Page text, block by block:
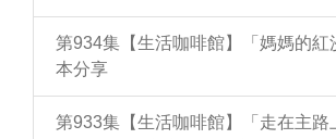
第934集【生活咖啡館】「媽媽的
本分享
第933集【生活咖啡館】「走在主路